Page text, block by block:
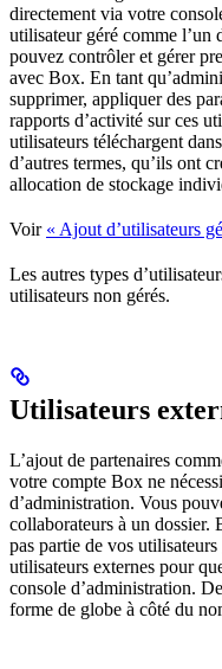
directement via votre
utilisateur géré comme l’un
pouvez contrôler et gérer
avec Box. En tant
supprimer, appliquer des
rapports d’activité sur ces
utilisateurs téléchargent
d’autres termes, qu’ils ont
allocation de stockage
Voir « Ajout d’utilisateurs
Les autres types
utilisateurs non gérés.
Utilisateurs
L’ajout de partenaires
votre compte Box ne
d’administration. Vous
collaborateurs à un dossier.
pas partie de vos
utilisateurs externes pour
console d’administration.
forme de globe à côté du